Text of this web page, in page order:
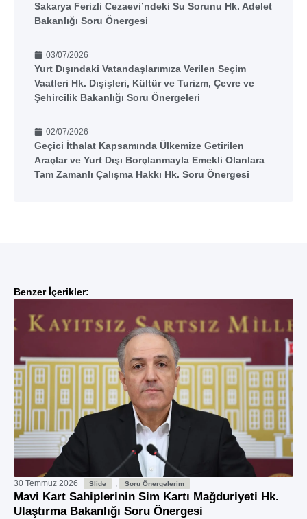
Sakarya Ferizli Cezaevi’ndeki Su Sorunu Hk. Adelet
Bakanlığı Soru Önergesi
03/07/2026
Yurt Dışındaki Vatandaşlarımıza Verilen Seçim
Vaatleri Hk. Dışişleri, Kültür ve Turizm, Çevre ve
Şehircilik Bakanlığı Soru Önergeleri
02/07/2026
Geçici İthalat Kapsamında Ülkemize Getirilen
Araçlar ve Yurt Dışı Borçlanmayla Emekli Olanlara
Tam Zamanlı Çalışma Hakkı Hk. Soru Önergesi
Benzer İçerikler:
30 Temmuz 2026 Slide , Soru Önergelerim
Mavi Kart Sahiplerinin Sim Kartı Mağduriyeti Hk.
Ulaştırma Bakanlığı Soru Önergesi